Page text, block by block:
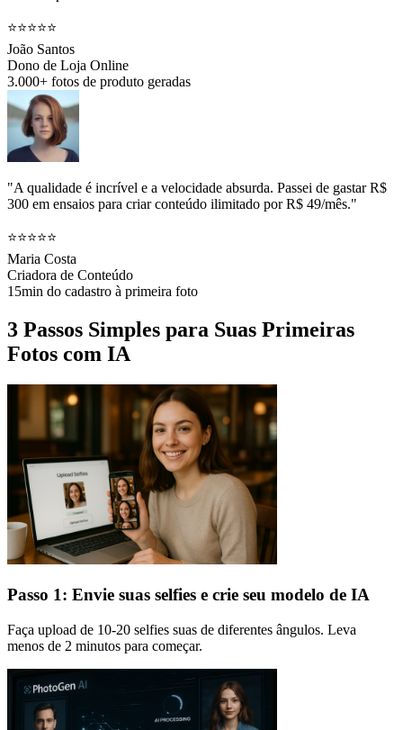
⭐⭐⭐⭐⭐
João Santos
Dono de Loja Online
3.000+ fotos de produto geradas
"A qualidade é incrível e a velocidade absurda. Passei de gastar R$
300 em ensaios para criar conteúdo ilimitado por R$ 49/mês."
⭐⭐⭐⭐⭐
Maria Costa
Criadora de Conteúdo
15min do cadastro à primeira foto
3 Passos Simples para Suas Primeiras
Fotos com IA
Passo 1: Envie suas selfies e crie seu modelo de IA
Faça upload de 10-20 selfies suas de diferentes ângulos. Leva
menos de 2 minutos para começar.